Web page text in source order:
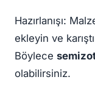
Hazırlanışı:
ekleyin ve
Böylece
olabilirsiniz.